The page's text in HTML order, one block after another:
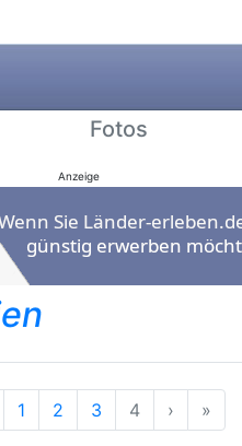
Fotos
Anzeige
1 2 3 4 ›Nächste
»Ende